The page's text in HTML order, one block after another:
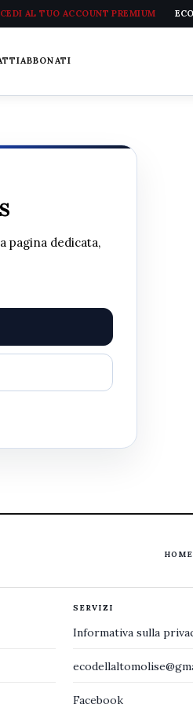
AL TUO ACCOUNT PREMIUM
ABBONATI
pagina dedicata,
HOME
SERVIZI
Informativa sulla
Facebook